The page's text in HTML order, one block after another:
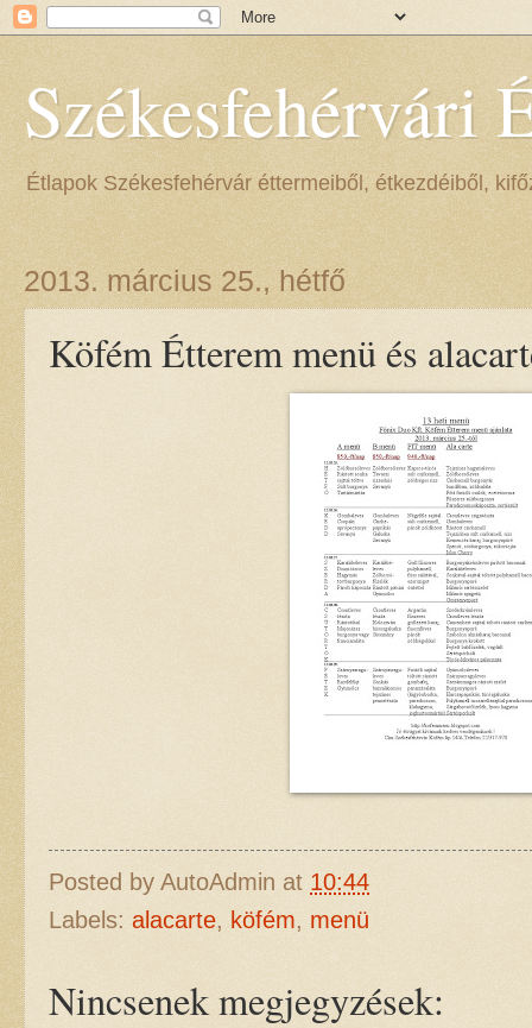
Székesfehérvári
Étlapok Székesfehérvár éttermeiből, étkezdéiből,
2013. március 25., hétfő
Köfém Étterem menü és
Posted by AutoAdmin at 10:44
Labels: alacarte, köfém, menü
Nincsenek megjegyzések: